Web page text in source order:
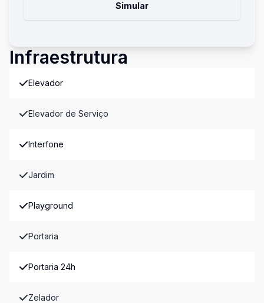
Simular
Infraestrutura
Elevador
Elevador de Serviço
Interfone
Jardim
Playground
Portaria
Portaria 24h
Zelador